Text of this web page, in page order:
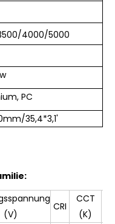
4000/5000
PC
35,4*3,1'
(V)
CRI
CCT
(K)